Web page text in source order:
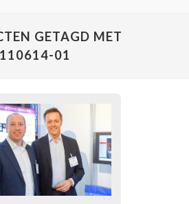
GETAGD MET
110614-01